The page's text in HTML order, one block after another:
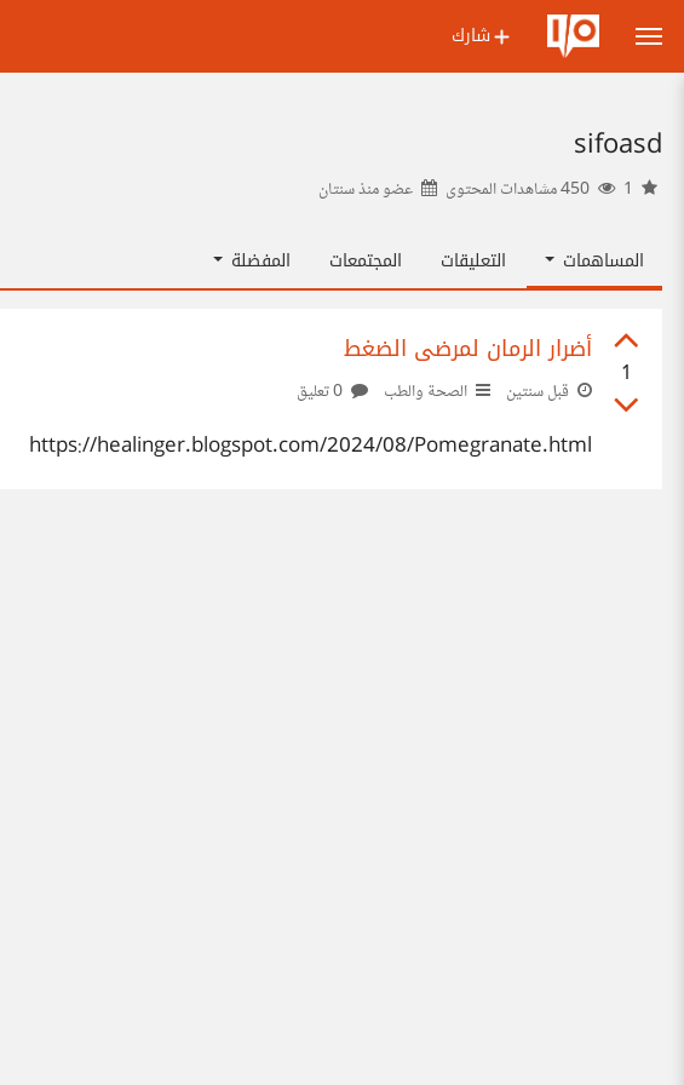
شارك
sifoasd
عضو منذسنتان
المساهمات التعليقات المجتمعات المفضلة
1
أضرار الرمان لمرضى الضغط
قبل سنتين الصحة والطب
https://healinger.blogspot.com/2024/08/Pomegranate.html